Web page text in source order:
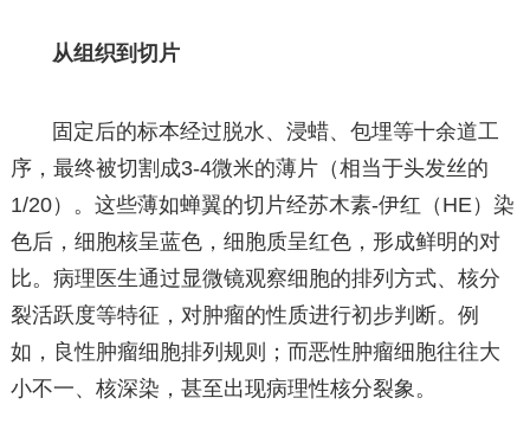
从组织到切片
固定后的标本经过脱水、浸蜡、包埋等十余道工
序，最终被切割成3-4微米的薄片（相当于头发丝的
1/20）。这些薄如蝉翼的切片经苏木素-伊红（HE）染
色后，细胞核呈蓝色，细胞质呈红色，形成鲜明的对
比。病理医生通过显微镜观察细胞的排列方式、核分
裂活跃度等特征，对肿瘤的性质进行初步判断。例
如，良性肿瘤细胞排列规则；而恶性肿瘤细胞往往大
小不一、核深染，甚至出现病理性核分裂象。